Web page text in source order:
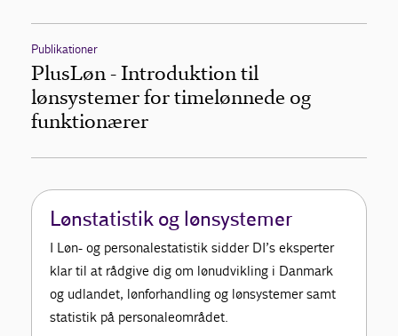
Publikationer
PlusLøn - Introduktion til
lønsystemer for timelønnede og
funktionærer
Lønstatistik og lønsystemer
I Løn- og personalestatistik sidder DI’s eksperter
klar til at rådgive dig om lønudvikling i Danmark
og udlandet, lønforhandling og lønsystemer samt
statistik på personaleområdet.